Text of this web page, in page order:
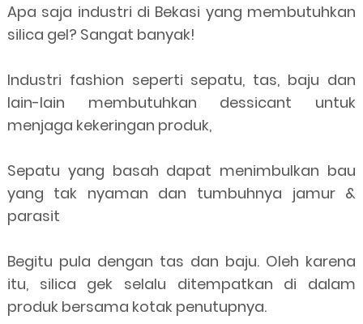
Apa saja industri di Bekasi yang membutuhkan
silica gel? Sangat banyak!
Industri fashion seperti sepatu, tas, baju dan
lain-lain membutuhkan dessicant untuk
menjaga kekeringan produk,
Sepatu yang basah dapat menimbulkan bau
yang tak nyaman dan tumbuhnya jamur &
parasit
Begitu pula dengan tas dan baju. Oleh karena
itu, silica gek selalu ditempatkan di dalam
produk bersama kotak penutupnya.